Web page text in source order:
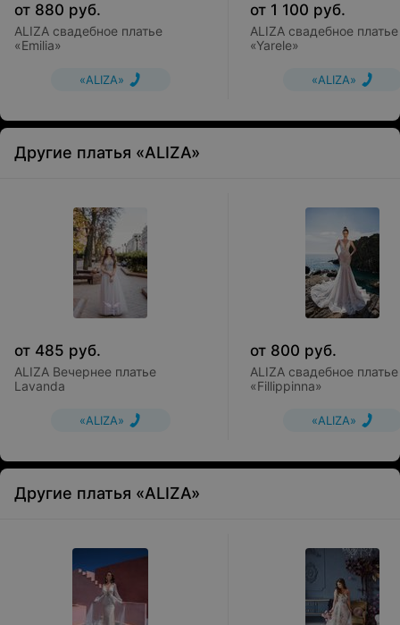
от 880 руб.
ALIZA свадебное платье
«Emilia»
«ALIZA»
от 1 100 руб.
ALIZA свадебное платье
«Yarele»
«ALIZA»
Другие платья «ALIZA»
от 485 руб.
ALIZA Вечернее платье
Lavanda
«ALIZA»
от 800 руб.
ALIZA свадебное платье
«Fillippinna»
«ALIZA»
Другие платья «ALIZA»